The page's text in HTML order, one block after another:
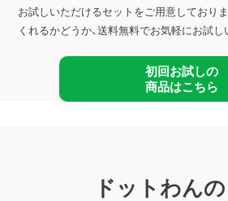
お試しいただけるセットをご用意しており
くれるかどうか、送料無料でお気軽にお試し
初回お試しの
商品はこちら
ドットわん